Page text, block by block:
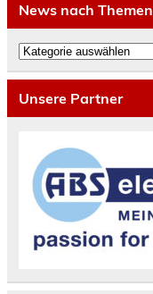
News nach Themen
News
nach
Themen
Unsere Partner